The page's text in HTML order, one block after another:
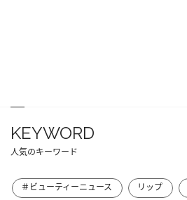
KEYWORD
人気のキーワード
＃ビューティーニュース リップ